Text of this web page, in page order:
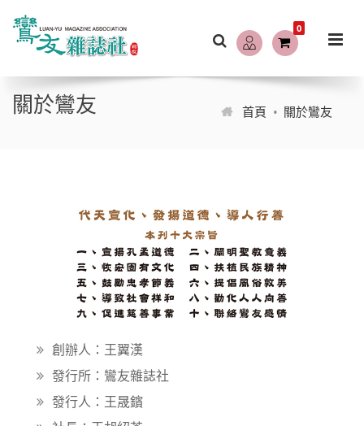
0
關於鸞友 首頁 關於鸞友
創辦人：王翼漢
發行所：鸞友雜誌社
發行人：王晟鑌